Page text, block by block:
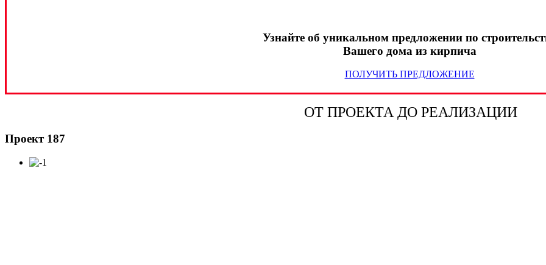
Узнайте об уникальном предложении по
Вашего дома из кирпича
ПОЛУЧИТЬ ПРЕДЛОЖЕНИЕ
ОТ ПРОЕКТА ДО РЕАЛИЗАЦИИ
Проект 187